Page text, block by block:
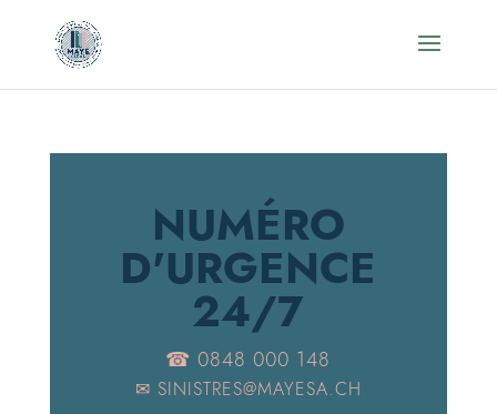
NUMÉRO
D'URGENCE
24/7
☎ 0848 000 148
✉ SINISTRES@MAYESA.CH